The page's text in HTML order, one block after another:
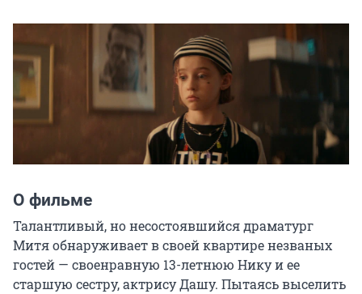
О фильме
Талантливый, но несостоявшийся драматург
Митя обнаруживает в своей квартире незваных
гостей — своенравную 13-летнюю Нику и ее
старшую сестру, актрису Дашу. Пытаясь выселить